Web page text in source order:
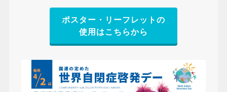
ポスター・リーフレットの
使用はこちらから